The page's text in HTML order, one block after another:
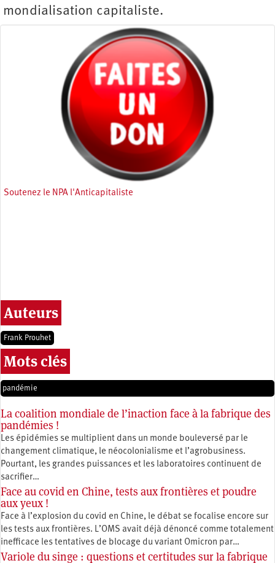
mondialisation capitaliste.
Soutenez le NPA l'Anticapitaliste
Auteurs
Frank Prouhet
Mots clés
pandémie
La coalition mondiale de l’inaction face à la fabrique des
pandémies !
Les épidémies se multiplient dans un monde bouleversé par le
changement climatique, le néocolonialisme et l’agrobusiness.
Pourtant, les grandes puissances et les laboratoires continuent de
sacrifier…
Face au covid en Chine, tests aux frontières et poudre
aux yeux !
Face à l’explosion du covid en Chine, le débat se focalise encore sur
les tests aux frontières. L’OMS avait déjà dénoncé comme totalement
inefficace les tentatives de blocage du variant Omicron par…
Variole du singe : questions et certitudes sur la fabrique